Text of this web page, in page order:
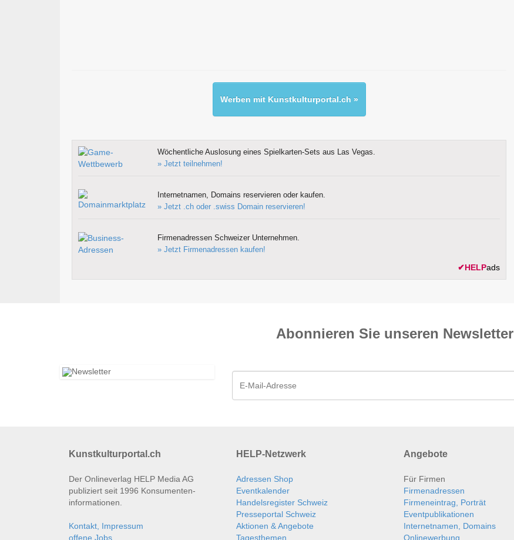
Werben mit Kunstkulturportal.ch »
Wöchentliche Auslosung eines Spielkarten-Sets aus Las Vegas.
» Jetzt teilnehmen!
Internetnamen, Domains reservieren oder kaufen.
» Jetzt .ch oder .swiss Domain reservieren!
Firmenadressen Schweizer Unternehmen.
» Jetzt Firmenadressen kaufen!
✔HELPads
Abonnieren Sie unseren News­letter
Kunstkulturportal.ch
Der Onlineverlag HELP Media AG
publiziert seit 1996 Konsumenten­
informationen.
Kontakt, Impressum
offene Jobs
HELP-Netzwerk
Adressen Shop
Eventkalender
Handelsregister Schweiz
Presseportal Schweiz
Aktionen & Angebote
Tagesthemen
Angebote
Für Firmen
Firmenadressen
Firmeneintrag, Porträt
Eventpublikationen
Internetnamen, Domains
Onlinewerbung